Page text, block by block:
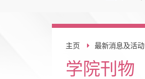
主页 最新消息及活动
学院刊物